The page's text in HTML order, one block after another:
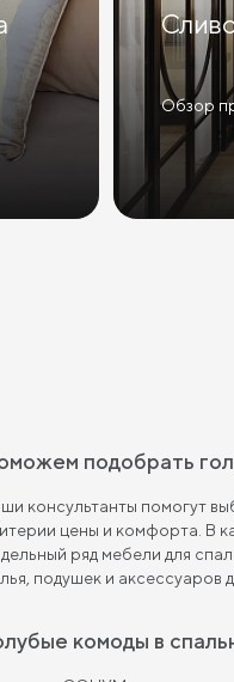
Обзор
подобрать
консультанты помогут
цены и комфорта. В
ряд мебели для
подушек и аксессуаров
комоды в